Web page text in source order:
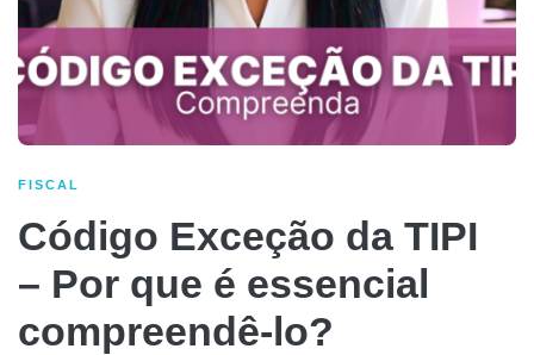
FISCAL
Código Exceção da TIPI
– Por que é essencial
compreendê-lo?